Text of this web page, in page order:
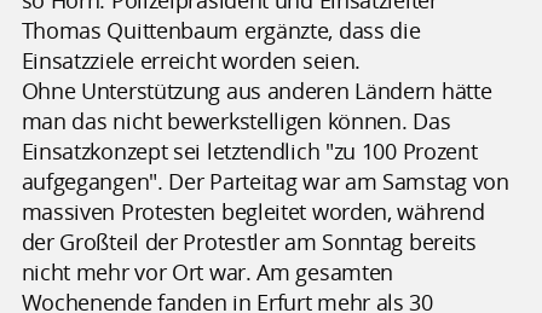
Thomas Quittenbaum ergänzte, dass die
Einsatzziele erreicht worden seien.
Ohne Unterstützung aus anderen Ländern hätte
man das nicht bewerkstelligen können. Das
Einsatzkonzept sei letztendlich "zu 100 Prozent
aufgegangen". Der Parteitag war am Samstag von
massiven Protesten begleitet worden, während
der Großteil der Protestler am Sonntag bereits
nicht mehr vor Ort war. Am gesamten
Wochenende fanden in Erfurt mehr als 30